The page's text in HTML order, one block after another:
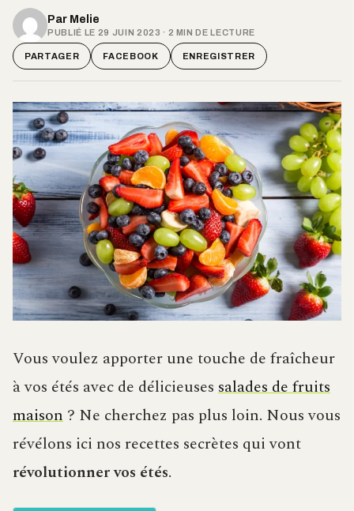
Par Melie
PUBLIÉ LE 29 JUIN 2023 · 2 MIN DE LECTURE
PARTAGER FACEBOOK ENREGISTRER
Vous voulez apporter une touche de fraîcheur
à vos étés avec de délicieuses salades de fruits
maison ? Ne cherchez pas plus loin. Nous vous
révélons ici nos recettes secrètes qui vont
révolutionner vos étés.